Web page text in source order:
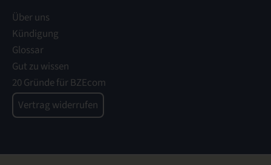
Über uns
Kündigung
Glossar
Gut zu wissen
20 Gründe für BZEcom
Vertrag widerrufen